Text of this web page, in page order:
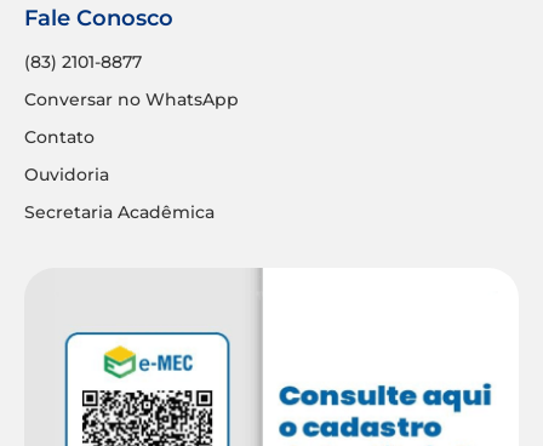
Fale Conosco
(83) 2101-8877
Conversar no WhatsApp
Contato
Ouvidoria
Secretaria Acadêmica